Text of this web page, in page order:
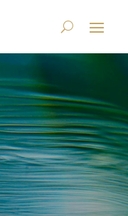
Governance